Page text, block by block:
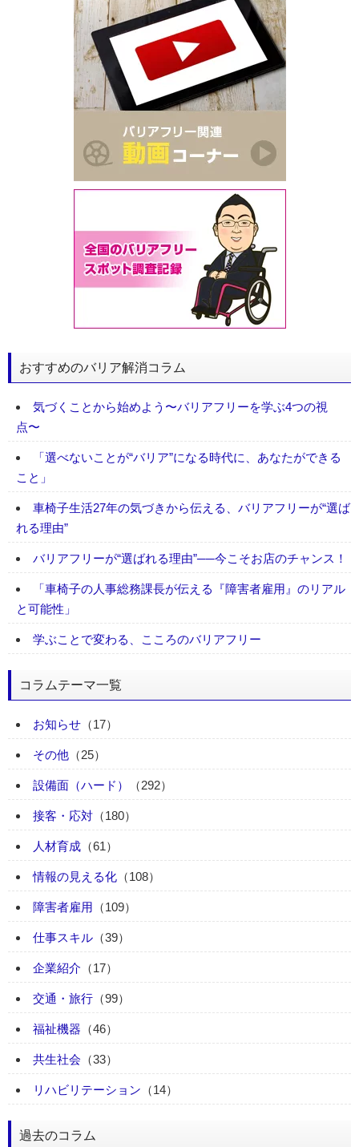
おすすめのバリア解消コラム
気づくことから始めよう〜バリアフリーを学ぶ4つの視
点〜
「選べないことが“バリア”になる時代に、あなたができる
こと」
車椅子生活27年の気づきから伝える、バリアフリーが“選ば
れる理由”
バリアフリーが“選ばれる理由”──今こそお店のチャンス！
「車椅子の人事総務課長が伝える『障害者雇用』のリアル
と可能性」
学ぶことで変わる、こころのバリアフリー
コラムテーマ一覧
お知らせ （17）
その他 （25）
設備面（ハード） （292）
接客・応対 （180）
人材育成 （61）
情報の見える化 （108）
障害者雇用 （109）
仕事スキル （39）
企業紹介 （17）
交通・旅行 （99）
福祉機器 （46）
共生社会 （33）
リハビリテーション （14）
過去のコラム